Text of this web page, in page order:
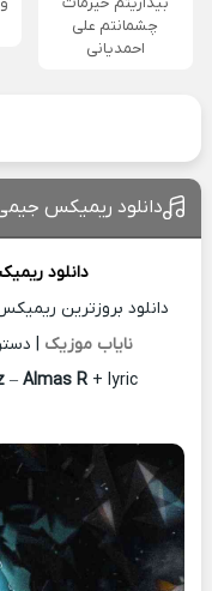
چشمانتم علی
احمدیانی
دانلود ریمیکس
دانلود
دانلود بروزترین
نایاب موزیک |
– Almas R+ lyric